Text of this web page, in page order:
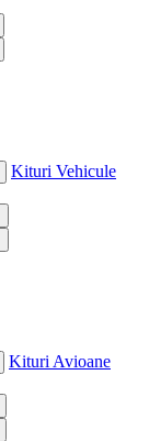
Kituri Vehicule
Kituri Avioane